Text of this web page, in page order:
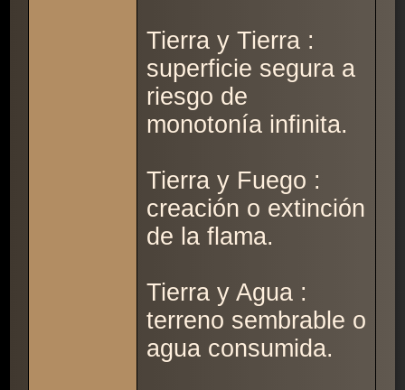
Tierra y Tierra :
superficie segura a
riesgo de
monotonía infinita.
Tierra y Fuego :
creación o extinción
de la flama.
Tierra y Agua :
terreno sembrable o
agua consumida.